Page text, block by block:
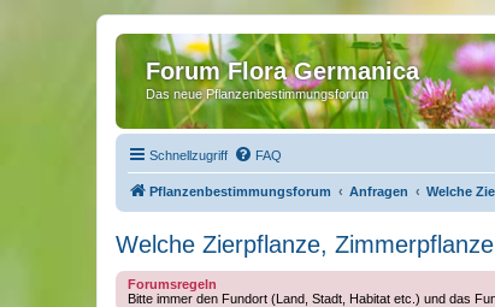
Forum Flora Germanica
Das neue Pflanzenbestimmungsforum
Schnellzugriff FAQ
Pflanzenbestimmungsforum Anfragen Welche
Welche Zierpflanze,
Forumsregeln
Bitte immer den Fundort (Land, Stadt, Habitat etc.) und das